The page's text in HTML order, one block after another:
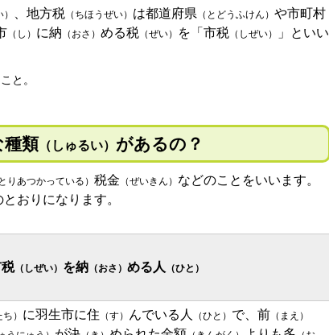
、地方税 （ちほうぜい） は都道府県 （とどうふけん） や市町村
（し） に納 （おさ） める税 （ぜい） を「市税 （しぜい）
」といい
と。
種類 （しゅるい） があるの？
とりあつかっている） 税金 （ぜいきん） などのことをいいます。
とおりになります。
（しぜい） を納 （おさ） める人 （ひと）
） に羽生市に住 （す） んでいる人 （ひと） で、前 （まえ）